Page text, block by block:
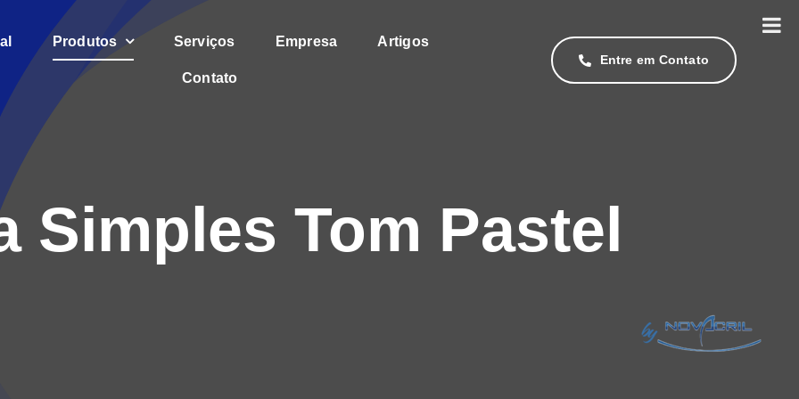
Produtos Serviços Empresa Artigos
Contato
Entre em Contato
Simples Tom Pastel